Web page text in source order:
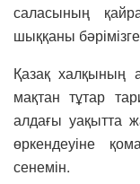
саласының
шыққаны
Қазақ халқының
мақтан тұтар
алдағы уақытта
өркендеуіне
сенемін.